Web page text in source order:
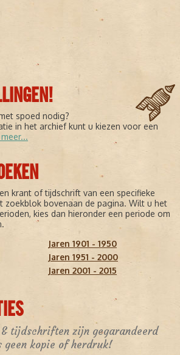
spoed nodig?
in het archief kunt u kiezen voor een
krant of tijdschrift van een specifieke
zoekblok bovenaan de pagina. Wilt u het
kies dan hieronder een periode om
Jaren 1901 - 1950
Jaren 1951 - 2000
Jaren 2001 - 2015
& tijdschriften zijn gegarandeerd
geen kopie of herdruk!